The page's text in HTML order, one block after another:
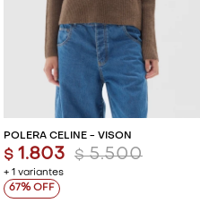
POLERA CELINE - VISON
+ 1 variantes
$ 1.803 $ 5.500
67